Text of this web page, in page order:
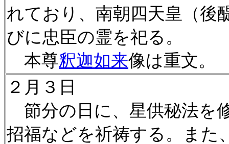
れており、南朝四天皇（後
びに忠臣の霊を祀る。
本尊釈迦如来像は重文。
２月３日
節分の日に、星供秘法を
招福などを祈祷する。また